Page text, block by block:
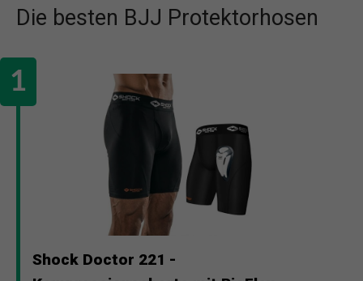
Die besten BJJ Protektorhosen
Shock Doctor 221 -